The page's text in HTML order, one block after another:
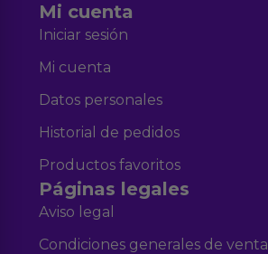
Mi cuenta
Iniciar sesión
Mi cuenta
Datos personales
Historial de pedidos
Productos favoritos
Páginas legales
Aviso legal
Condiciones generales de venta